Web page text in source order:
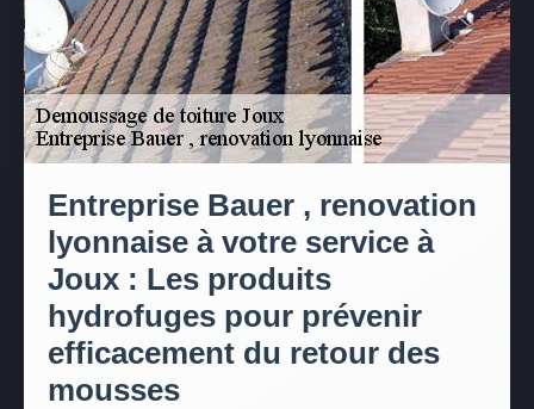
Entreprise Bauer , renovation
lyonnaise à votre service à
Joux : Les produits
hydrofuges pour prévenir
efficacement du retour des
mousses